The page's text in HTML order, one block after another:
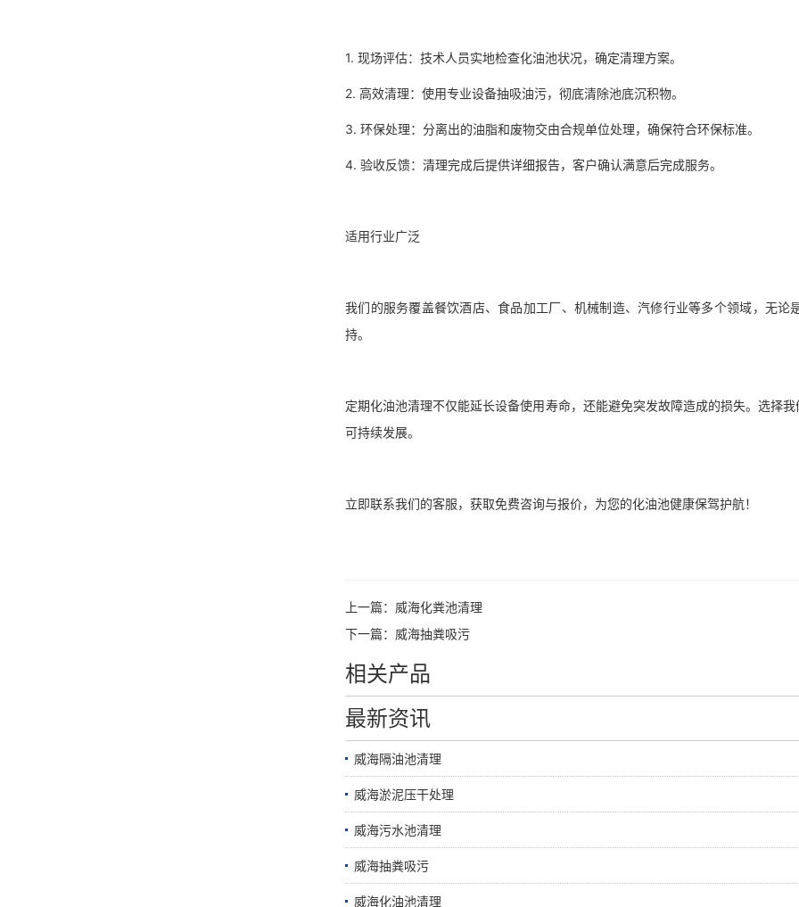
1. 现场评估：技术人员实地检查化油池状况，确定清理方案。
2. 高效清理：使用专业设备抽吸油污，彻底清除池底沉积物。
3. 环保处理：分离出的油脂和废物交由合规单位处理，确保符合环保标准。
4. 验收反馈：清理完成后提供详细报告，客户确认满意后完成服务。
适用行业广泛
我们的服务覆盖餐饮酒店、食品加工厂、机械制造、汽修行业等多个领域，无
持。
定期化油池清理不仅能延长设备使用寿命，还能避免突发故障造成的损失。选择
可持续发展。
立即联系我们的客服，获取免费咨询与报价，为您的化油池健康保驾
上一篇： 威海化粪池清理
下一篇： 威海抽粪吸污
相关产品
最新资讯
威海隔油池清理
威海淤泥压干处理
威海污水池清理
威海抽粪吸污
威海化油池清理